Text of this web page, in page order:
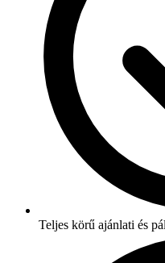
Teljes körű ajánlati és